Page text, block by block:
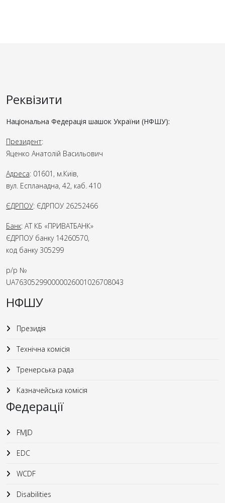
Реквізити
Національна Федерація шашок України (НФШУ):
Президент:
Яценко Анатолій Васильович
Адреса: 01601, м.Київ,
вул. Еспланадна, 42, каб. 410
ЄДРПОУ: ЄДРПОУ 26252466
Банк: АТ КБ «ПРИВАТБАНК»
ЄДРПОУ банку 14260570,
код банку 305299
р/р №
UA763052990000026001026708043
НФШУ
Президія
Технічна комісія
Тренерська рада
Казначейська комісія
Федерації
FMJD
EDC
WCDF
Disabilities